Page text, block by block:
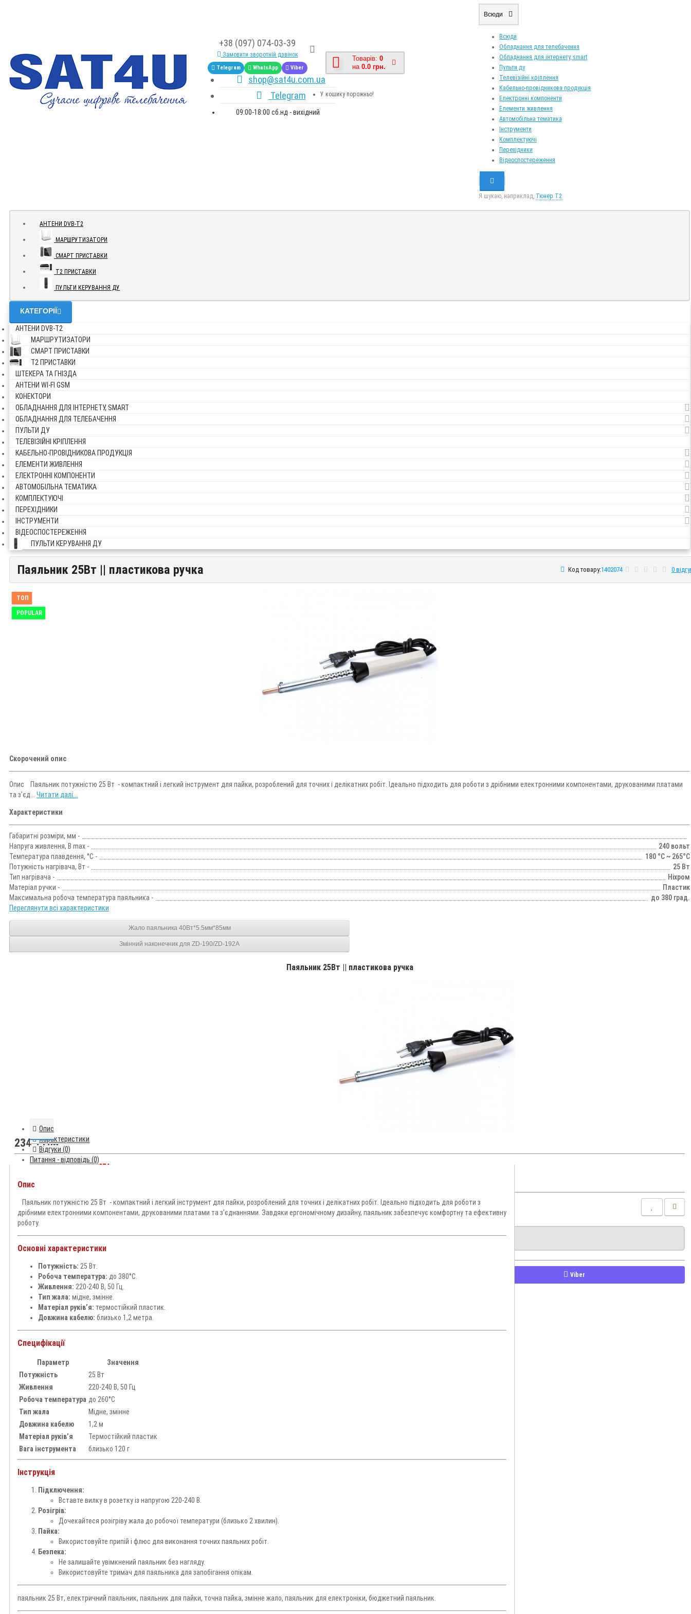
+38 (097) 074-03-39
Замовити зворотній дзвінок
Telegram WhatsApp Viber
shop@sat4u.com.ua
Telegram
09:00-18:00 сб.нд - вихідний
Товарів: 0
на 0.0 грн.
У кошику порожньо!
Всюди
Всюди
Обладнання для телебачення
Обладнання для інтернету, smart
Пульти ду
Телевізійні кріплення
Кабельно-провідникова продукція
Електронні компоненти
Елементи живлення
Автомобільна тематика
Інструменти
Комплектуючі
Перехідники
Відеоспостереження
Я шукаю, наприклад, Тюнер T2
АНТЕНИ DVB-Т2
МАРШРУТИЗАТОРИ
СМАРТ ПРИСТАВКИ
Т2 ПРИСТАВКИ
ПУЛЬТИ КЕРУВАННЯ ДУ
КАТЕГОРІЇ
АНТЕНИ DVB-Т2
МАРШРУТИЗАТОРИ
СМАРТ ПРИСТАВКИ
Т2 ПРИСТАВКИ
ШТЕКЕРА ТА ГНІЗДА
АНТЕНИ WI-FI GSM
КОНЕКТОРИ
ОБЛАДНАННЯ ДЛЯ ІНТЕРНЕТУ, SMART
ОБЛАДНАННЯ ДЛЯ ТЕЛЕБАЧЕННЯ
ПУЛЬТИ ДУ
ТЕЛЕВІЗІЙНІ КРІПЛЕННЯ
КАБЕЛЬНО-ПРОВІДНИКОВА ПРОДУКЦІЯ
ЕЛЕМЕНТИ ЖИВЛЕННЯ
ЕЛЕКТРОННІ КОМПОНЕНТИ
АВТОМОБІЛЬНА ТЕМАТИКА
КОМПЛЕКТУЮЧІ
ПЕРЕХІДНИКИ
ІНСТРУМЕНТИ
ВІДЕОСПОСТЕРЕЖЕННЯ
ПУЛЬТИ КЕРУВАННЯ ДУ
Паяльник 25Вт || пластикова ручка
Паяльник 25Вт || пластикова ручка Код товару:1402074 0
ТОП
POPULAR
Скорочений опис
Опис Паяльник потужністю 25 Вт - компактний і легкий інструмент для пайки, розроблений для точних і делікатних робіт. Ідеально підходить для роботи з дрібними електронними компонентами, друкованими платами
та з’єд... Читати далі...
Характеристики
Габаритні розміри, мм -
Напруга живлення, В max -
240 вольт
Температура плавдення, °C -
180 °C ~ 265°C
Потужність нагрівача, Вт -
25 Вт
Тип нагрівача -
Ніхром
Матеріал ручки -
Пластик
Максимальна робоча температура паяльника -
до 380 град.
Переглянути всі характеристики
Жало паяльника 40Вт*5.5мм*85мм
Змінний наконечник для ZD-190/ZD-192A
Паяльник 25Вт || пластикова ручка
234.1 грн.
Код товару:1402074
Відсутній
Telegram Viber
Опис
Характеристики
Відгуки (0)
Питання - відповідь (0)
Опис
Паяльник потужністю 25 Вт - компактний і легкий інструмент для пайки, розроблений для точних і делікатних робіт. Ідеально підходить для роботи з
дрібними електронними компонентами, друкованими платами та з’єднаннями. Завдяки ергономічному дизайну, паяльник забезпечує комфортну та ефективну
роботу.
Основні характеристики
Потужність: 25 Вт.
Робоча температура: до 380°C.
Живлення: 220-240 В, 50 Гц.
Тип жала: мідне, змінне.
Матеріал руків’я: термостійкий пластик.
Довжина кабелю: близько 1,2 метра.
Специфікації
Параметр
Значення
Потужність
25 Вт
Живлення
220-240 В, 50 Гц
Робоча температура до 260°C
Тип жала
Мідне, змінне
Довжина кабелю
1,2 м
Матеріал руків’я
Термостійкий пластик
Вага інструмента
близько 120 г
Інструкція
Підключення:
Вставте вилку в розетку із напругою 220-240 В.
Розігрів:
Дочекайтеся розігріву жала до робочої температури (близько 2 хвилин).
Пайка:
Використовуйте припій і флюс для виконання точних паяльних робіт.
Безпека:
Не залишайте увімкнений паяльник без нагляду.
Використовуйте тримач для паяльника для запобігання опікам.
паяльник 25 Вт, електричний паяльник, паяльник для пайки, точна пайка, змінне жало, паяльник для електроніки, бюджетний паяльник.